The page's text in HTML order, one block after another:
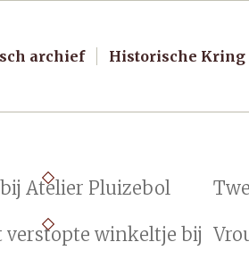
archief Historische Kring
Atelier Pluizebol
verstopte winkeltje bij